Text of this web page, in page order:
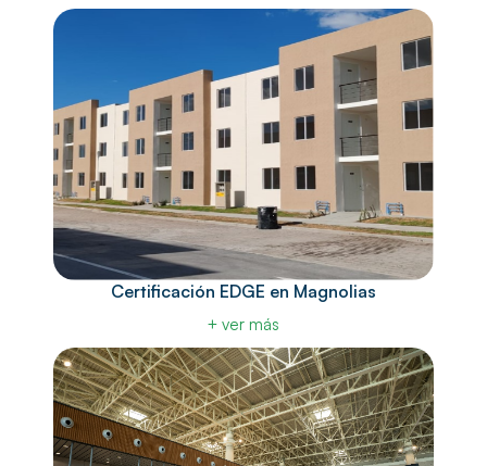
Certificación EDGE en Magnolias
+ ver más